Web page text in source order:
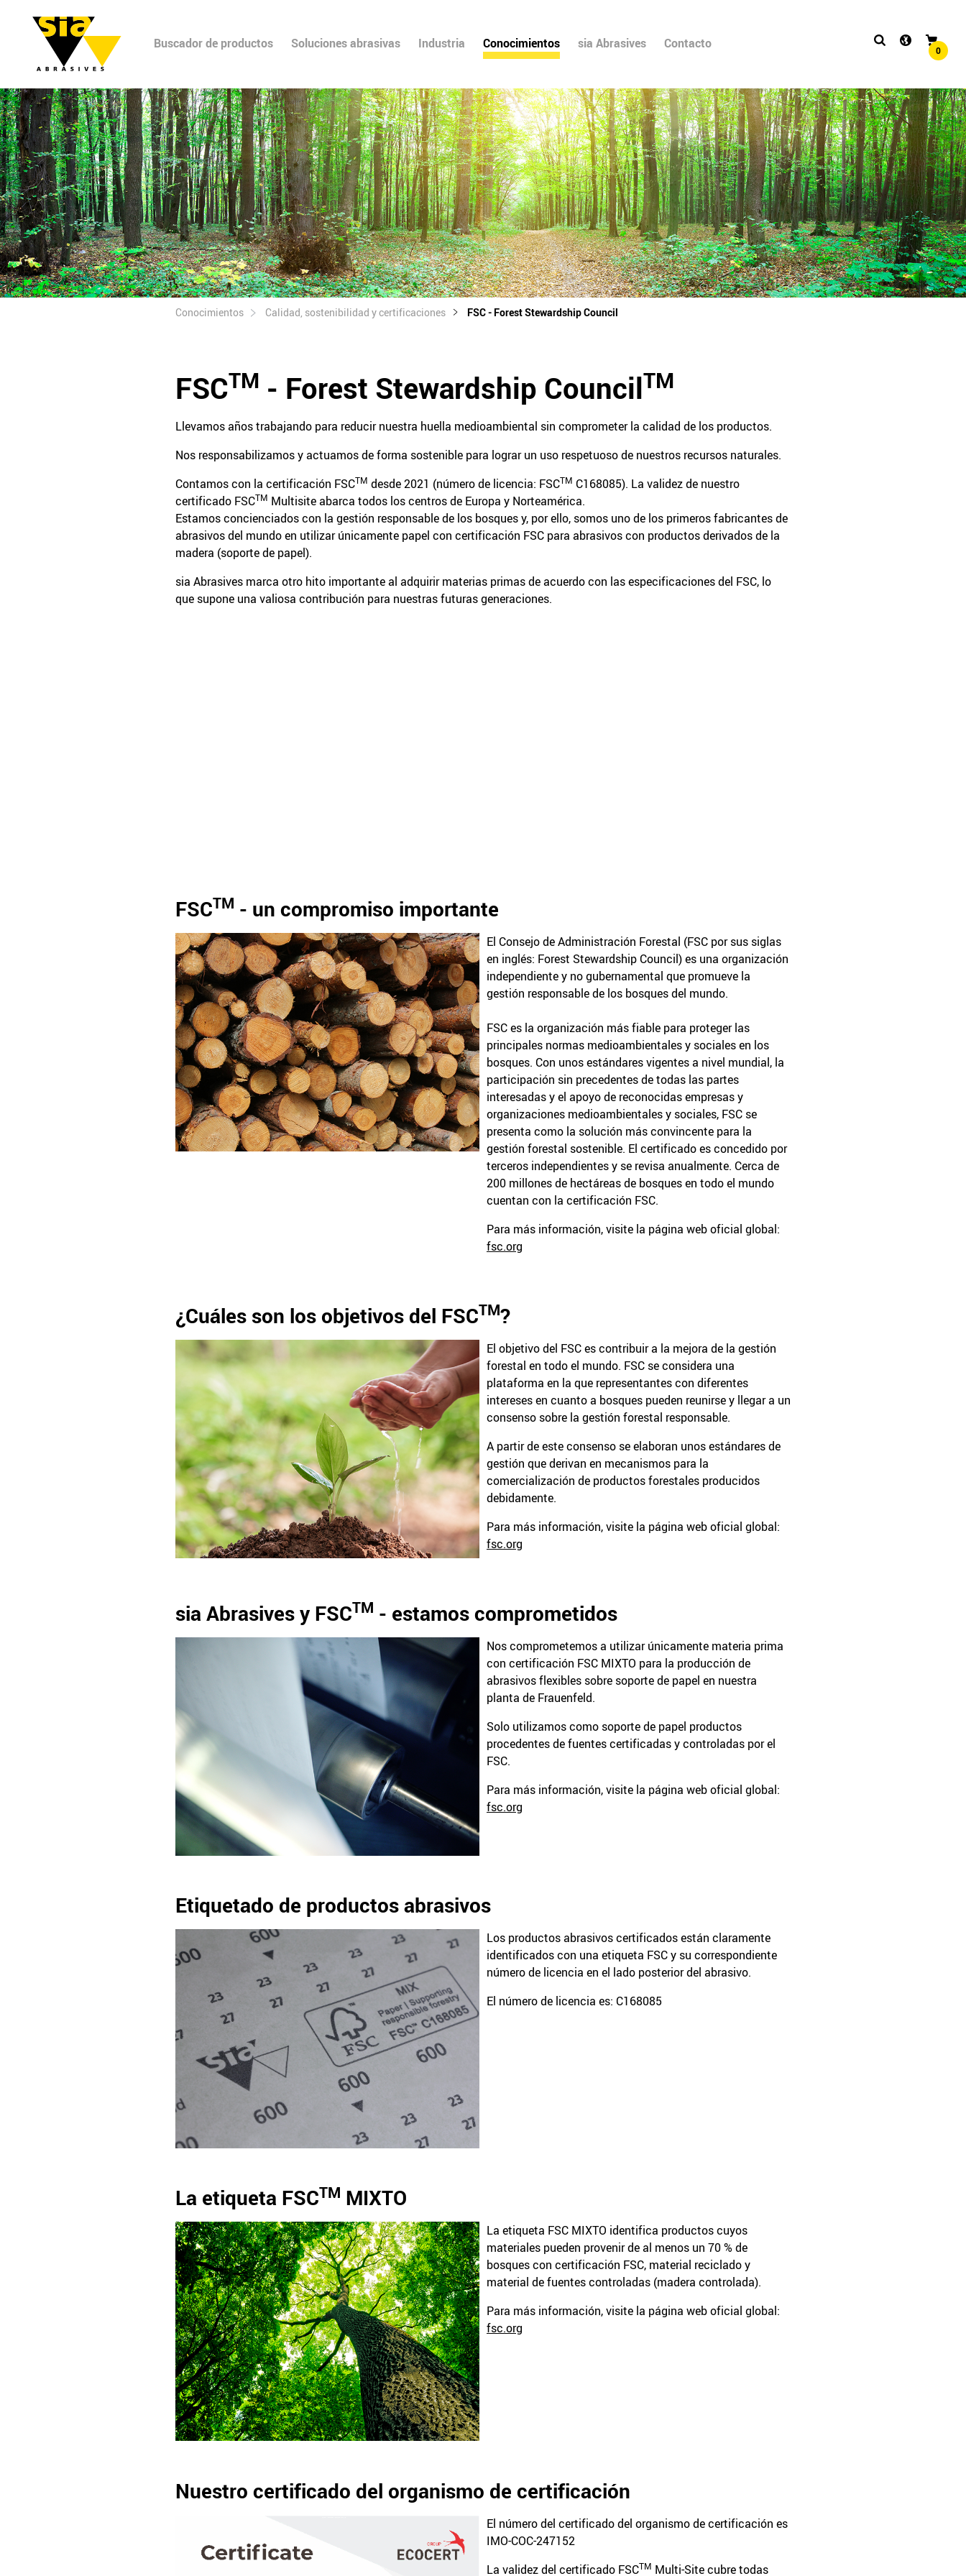
Buscador de productos Soluciones abrasivas Industria Conocimientos sia Abrasives Contacto 0
Conocimientos Calidad, sostenibilidad y certificaciones FSC - Forest Stewardship Council
FSCTM - Forest Stewardship CouncilTM
Llevamos años trabajando para reducir nuestra huella medioambiental sin comprometer la calidad de los productos.
Nos responsabilizamos y actuamos de forma sostenible para lograr un uso respetuoso de nuestros recursos naturales.
Contamos con la certificación FSCTM desde 2021 (número de licencia: FSCTM C168085). La validez de nuestro
certificado FSCTM Multisite abarca todos los centros de Europa y Norteamérica.
Estamos concienciados con la gestión responsable de los bosques y, por ello, somos uno de los primeros fabricantes de
abrasivos del mundo en utilizar únicamente papel con certificación FSC para abrasivos con productos derivados de la
madera (soporte de papel).
sia Abrasives marca otro hito importante al adquirir materias primas de acuerdo con las especificaciones del FSC, lo
que supone una valiosa contribución para nuestras futuras generaciones.
FSCTM - un compromiso importante
El Consejo de Administración Forestal (FSC por sus siglas
en inglés: Forest Stewardship Council) es una organización
independiente y no gubernamental que promueve la
gestión responsable de los bosques del mundo.
FSC es la organización más fiable para proteger las
principales normas medioambientales y sociales en los
bosques. Con unos estándares vigentes a nivel mundial, la
participación sin precedentes de todas las partes
interesadas y el apoyo de reconocidas empresas y
organizaciones medioambientales y sociales, FSC se
presenta como la solución más convincente para la
gestión forestal sostenible. El certificado es concedido por
terceros independientes y se revisa anualmente. Cerca de
200 millones de hectáreas de bosques en todo el mundo
cuentan con la certificación FSC.
Para más información, visite la página web oficial global:
fsc.org
¿Cuáles son los objetivos del FSCTM?
El objetivo del FSC es contribuir a la mejora de la gestión
forestal en todo el mundo. FSC se considera una
plataforma en la que representantes con diferentes
intereses en cuanto a bosques pueden reunirse y llegar a un
consenso sobre la gestión forestal responsable.
A partir de este consenso se elaboran unos estándares de
gestión que derivan en mecanismos para la
comercialización de productos forestales producidos
debidamente.
Para más información, visite la página web oficial global:
fsc.org
sia Abrasives y FSCTM - estamos comprometidos
Nos comprometemos a utilizar únicamente materia prima
con certificación FSC MIXTO para la producción de
abrasivos flexibles sobre soporte de papel en nuestra
planta de Frauenfeld.
Solo utilizamos como soporte de papel productos
procedentes de fuentes certificadas y controladas por el
FSC.
Para más información, visite la página web oficial global:
fsc.org
Etiquetado de productos abrasivos
Los productos abrasivos certificados están claramente
identificados con una etiqueta FSC y su correspondiente
número de licencia en el lado posterior del abrasivo.
El número de licencia es: C168085
La etiqueta FSCTM MIXTO
La etiqueta FSC MIXTO identifica productos cuyos
materiales pueden provenir de al menos un 70 % de
bosques con certificación FSC, material reciclado y
material de fuentes controladas (madera controlada).
Para más información, visite la página web oficial global:
fsc.org
Nuestro certificado del organismo de certificación
El número del certificado del organismo de certificación es
IMO-COC-247152
La validez del certificado FSCTM Multi-Site cubre todas